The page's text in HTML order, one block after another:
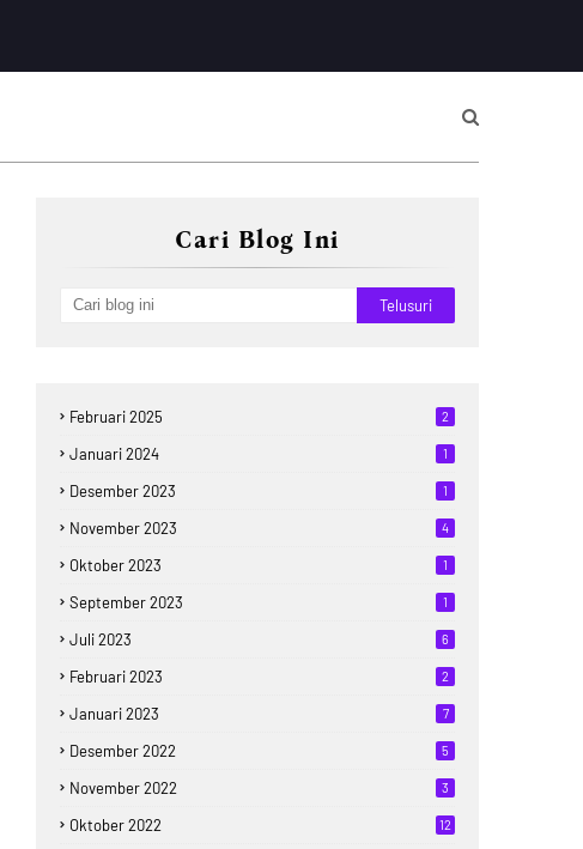
Cari Blog Ini
Februari 2025 2
Januari 2024 1
Desember 2023 1
November 2023 4
Oktober 2023 1
September 2023 1
Juli 2023 6
Februari 2023 2
Januari 2023 7
Desember 2022 5
November 2022 3
Oktober 2022 12